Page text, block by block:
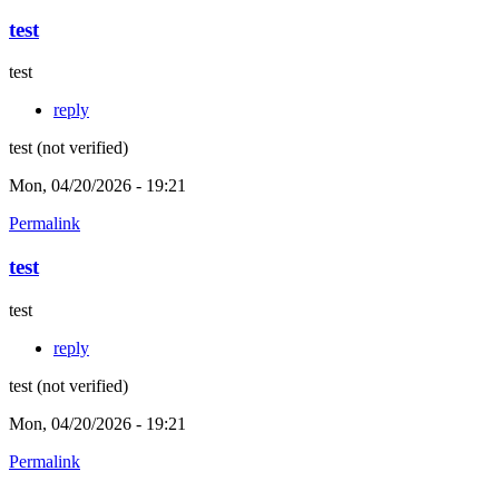
test
test
reply
test (not verified)
Mon, 04/20/2026 - 19:21
Permalink
test
test
reply
test (not verified)
Mon, 04/20/2026 - 19:21
Permalink